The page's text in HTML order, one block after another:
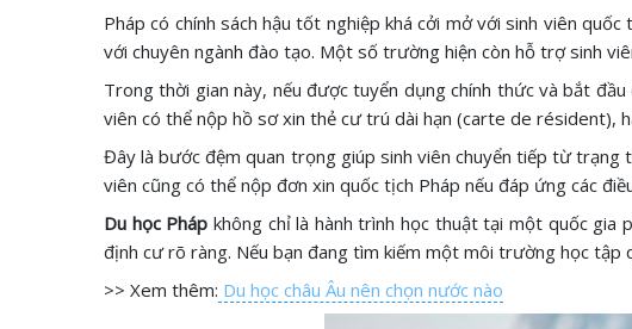
Pháp có chính sách hậu tốt nghiệp khá cởi mở với sinh viên
với chuyên ngành đào tạo. Một số trường hiện còn hỗ trợ sinh
Trong thời gian này, nếu được tuyển dụng chính thức và bắt
viên có thể nộp hồ sơ xin thẻ cư trú dài hạn (carte de résident),
Đây là bước đệm quan trọng giúp sinh viên chuyển tiếp từ trạng
viên cũng có thể nộp đơn xin quốc tịch Pháp nếu đáp ứng các
Du học Pháp không chỉ là hành trình học thuật tại một quốc gia
định cư rõ ràng. Nếu bạn đang tìm kiếm một môi trường học tập
>> Xem thêm: Du học châu Âu nên chọn nước nào